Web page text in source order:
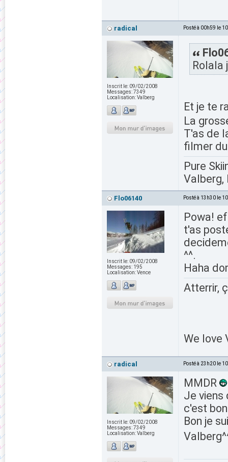
radical Posté à 00h59 le
Inscrit le: 09/02/2008
Messages:7349
Localisation:Valberg
Rolala
Et je te
La
T'as de
filmer
Pure
Valberg,
Flo06140 Posté à 13h30 le
Inscrit le: 09/02/2008
Messages: 195
Localisation:Vence
Powa!
t'as
^^.
Haha
Atterrir,
We love
radical Posté à 23h20 le
Inscrit le: 09/02/2008
Messages:7349
Localisation:Valberg
MMDR
Je viens
c'est
Bon je